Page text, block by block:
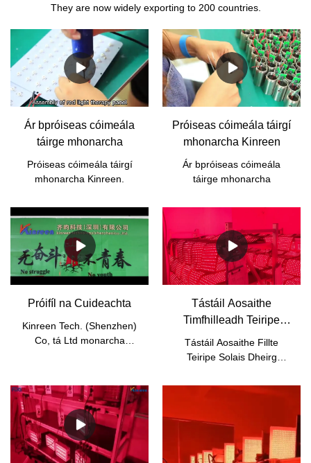
They are now widely exporting to 200 countries.
Ár bpróiseas cóimeála
táirge mhonarcha
Próiseas cóimeála táirgí
mhonarcha Kinreen.
Próiseas cóimeála táirgí
mhonarcha Kinreen
Ár bpróiseas cóimeála
táirge mhonarcha
Próifíl na Cuideachta
Kinreen Tech. (Shenzhen)
Co, tá Ltd monarcha
teiripe stiúir. Tá níos mó ná
17 mbliana taithí againn le
R& D cumais agus
bainistíocht den scoth a
ráthú táirge
ardchaighdeán.Luachanna
Tástáil Aosaithe
Timfhilleadh Teiripe
Solas Dearg
Tástáil Aosaithe Fillte
Teiripe Solais Dheirg